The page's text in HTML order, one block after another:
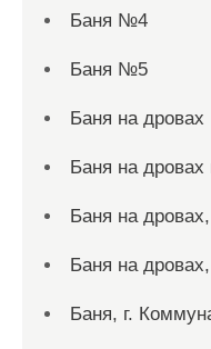
Баня №4
Баня №5
Баня на дровах
Баня на дровах
Баня на
Баня на
Баня, г.